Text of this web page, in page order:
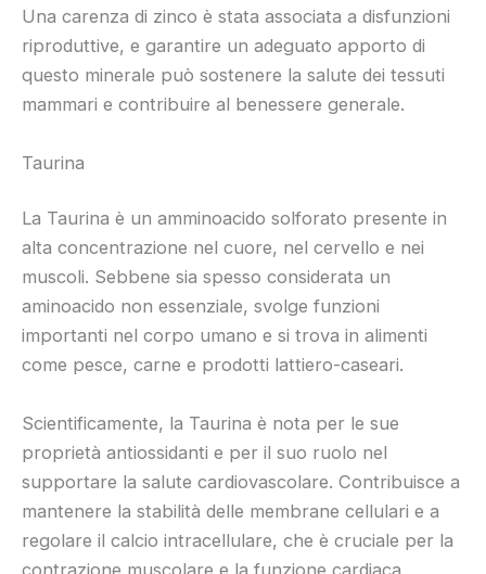
Una carenza di zinco è stata associata a disfunzioni
riproduttive, e garantire un adeguato apporto di
questo minerale può sostenere la salute dei tessuti
mammari e contribuire al benessere generale.
Taurina
La Taurina è un amminoacido solforato presente in
alta concentrazione nel cuore, nel cervello e nei
muscoli. Sebbene sia spesso considerata un
aminoacido non essenziale, svolge funzioni
importanti nel corpo umano e si trova in alimenti
come pesce, carne e prodotti lattiero-caseari.
Scientificamente, la Taurina è nota per le sue
proprietà antiossidanti e per il suo ruolo nel
supportare la salute cardiovascolare. Contribuisce a
mantenere la stabilità delle membrane cellulari e a
regolare il calcio intracellulare, che è cruciale per la
contrazione muscolare e la funzione cardiaca.